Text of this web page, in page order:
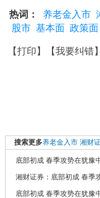
热词： 养老金入市
股市 基本面 政策面
【打印】【我要纠错
搜索更多养老金入市 湘财
底部初成 春季攻势在犹豫
湘财证券：底部初成 春季
底部初成 春季攻势在犹豫